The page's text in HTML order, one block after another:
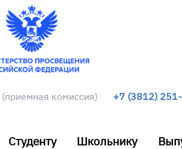
(приемная комиссия) +7 (3812)
Студенту Школьнику